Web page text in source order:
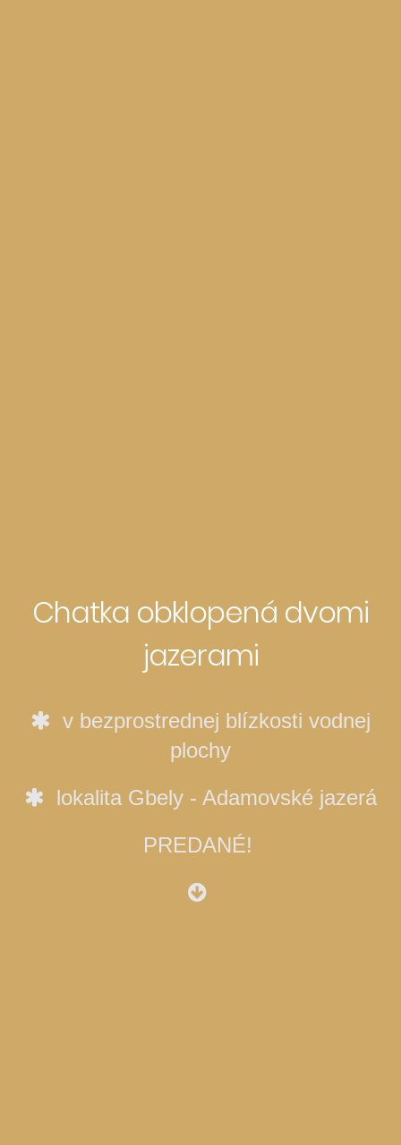
Chatka obklopená dvomi
jazerami
v bezprostrednej blízkosti vodnej
plochy
lokalita Gbely - Adamovské jazerá
PREDANÉ!